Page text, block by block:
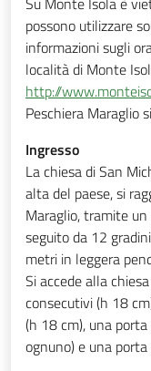
possono utilizzare
informazioni sugli
località di Monte
http://
Peschiera Maraglio
Ingresso
La chiesa di San
alta del paese, si
Maraglio, tramite
seguito da 12
metri in leggera
Si accede alla
consecutivi (h 18
(h 18 cm), una
ognuno) e una